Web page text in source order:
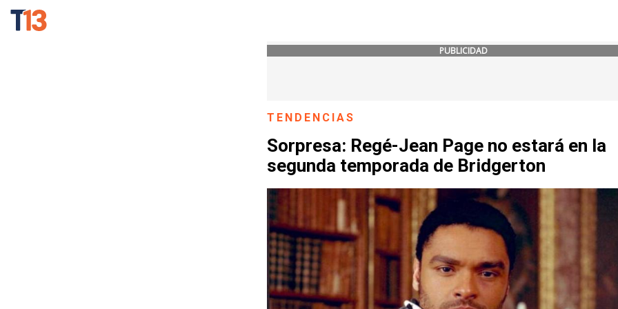
PUBLICIDAD
TENDENCIAS
Sorpresa: Regé-Jean Page no estará en la
segunda temporada de Bridgerton